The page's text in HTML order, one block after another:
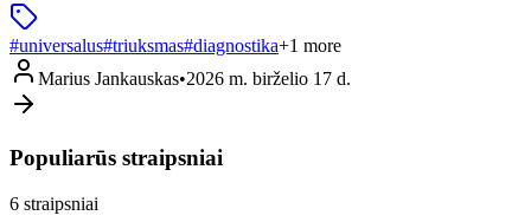
#universalus#triuksmas#diagnostika+1 more
Marius Jankauskas•2026 m. birželio 17 d.
Populiarūs straipsniai
6 straipsniai